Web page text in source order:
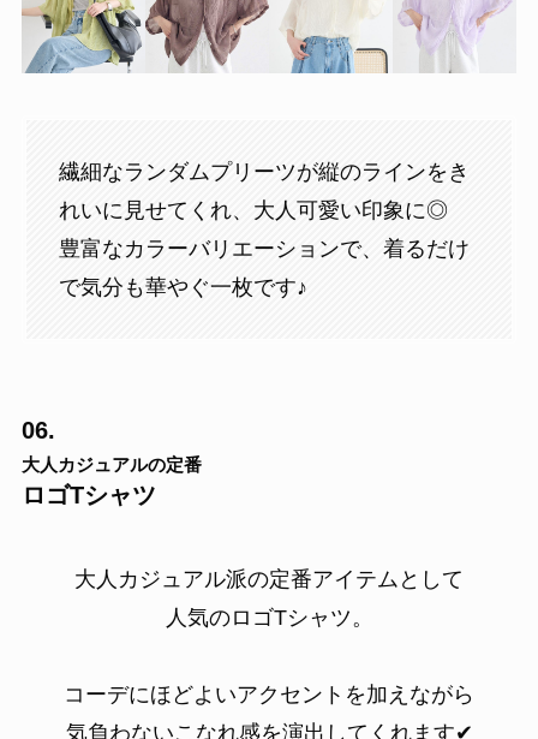
れいに見せてくれ、大人可愛い印象に◎
豊富なカラーバリエーションで、着るだけ
大人カジュアルの定番